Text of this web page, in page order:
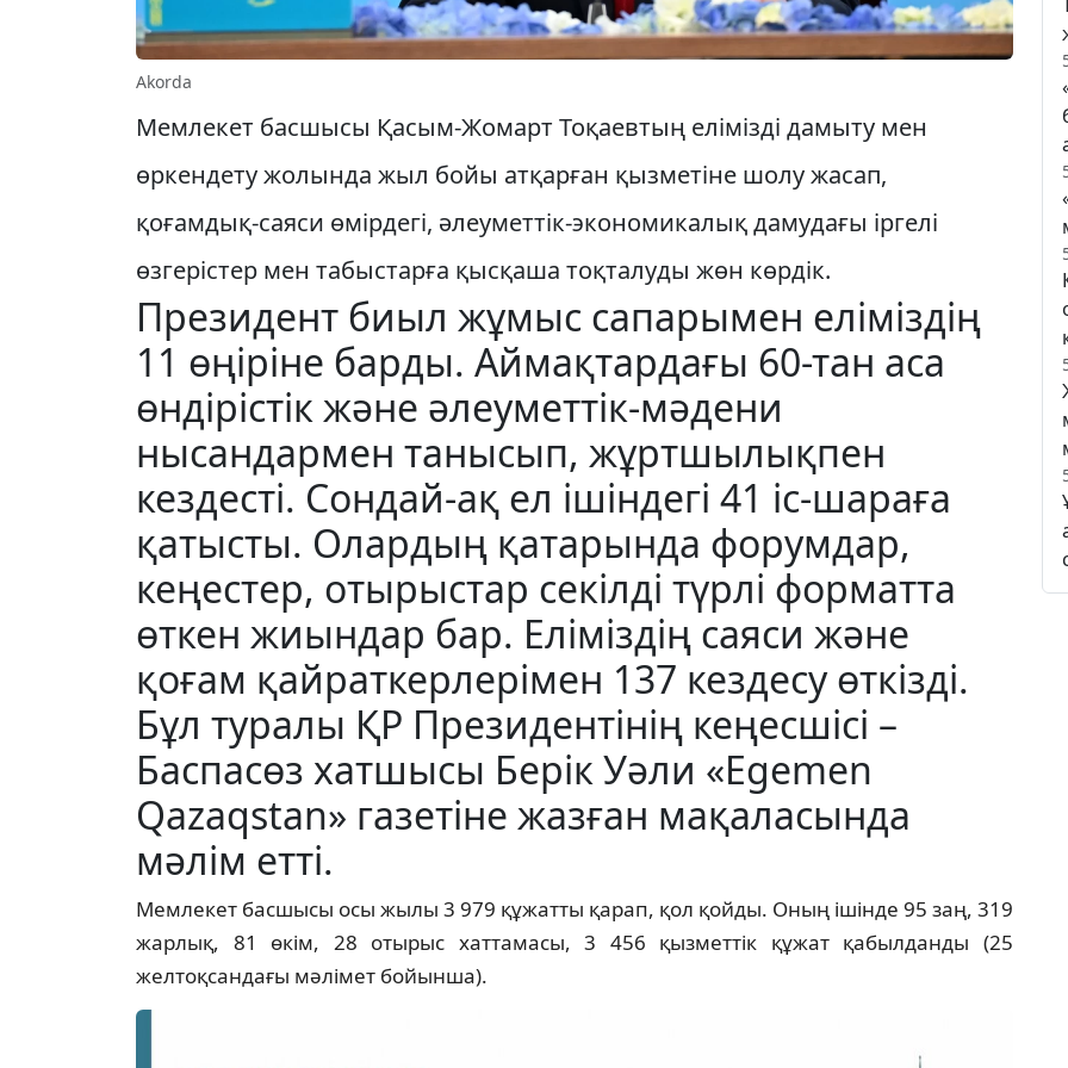
Akorda
Мемлекет басшысы Қасым-Жомарт Тоқаевтың елімізді дамыту мен
өркендету жолында жыл бойы атқарған қызметіне шолу жасап,
қоғамдық-саяси өмірдегі, әлеу­меттік-экономикалық даму­дағы іргелі
өзгерістер мен табыс­тарға қысқаша тоқталуды жөн көрдік.
Президент биыл жұмыс сапарымен еліміздің
11 өңіріне барды. Аймақтардағы 60-тан аса
өндірістік және әлеуметтік-мәдени
нысандармен танысып, жұртшылықпен
кездесті. Сондай-ақ ел ішіндегі 41 іс-шараға
қатысты. Олардың қатарында форумдар,
кеңестер, отырыстар секілді түрлі форматта
өткен жиындар бар. Еліміздің саяси және
қоғам қайраткерлерімен 137 кездесу өткізді.
Бұл туралы ҚР Президентінің кеңесшісі –
Баспасөз хатшысы Берік Уәли «Egemen
Qazaqstan» газетіне жазған мақаласында
мәлім етті.
Мемлекет басшысы осы жылы 3 979 құжатты қарап, қол қойды. Оның ішінде 95 заң, 319
жарлық, 81 өкім, 28 отырыс хат­та­масы, 3 456 қызметтік құжат қабылданды (25
желтоқсандағы мәлімет бойынша).